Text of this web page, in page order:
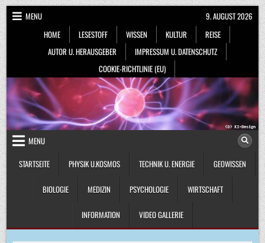
Skip
to
content
MENU
HOME
LESESTOFF WISSEN KULTUR
REISE
AUTOR U. HERAUSGEBER
IMPRESSUM U. DATENSCHUTZ
COOKIE-RICHTLINIE (EU)
9. AUGUST 2026
MENU
STARTSEITE
PHYSIK U.KOSMOS TECHNIK U. ENERGIE GEOWISSEN
BIOLOGIE MEDIZIN PSYCHOLOGIE WIRTSCHAFT
INFORMATION VIDEO GALLERIE